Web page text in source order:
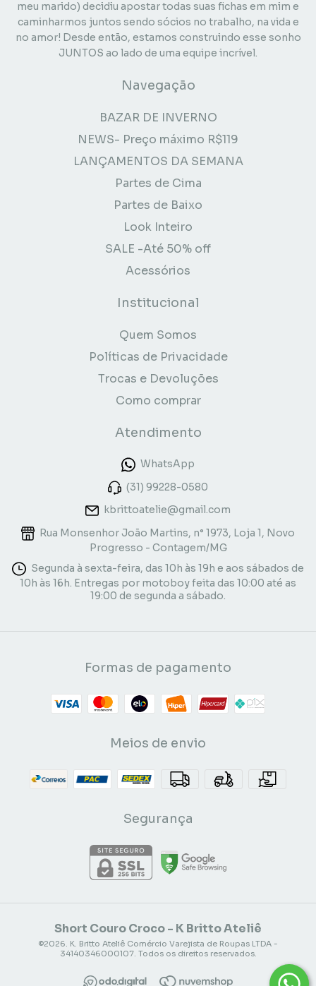
meu marido) decidiu apostar todas suas fichas em mim e
caminharmos juntos sendo sócios no trabalho, na vida e
no amor! Desde então, estamos construindo esse sonho
JUNTOS ao lado de uma equipe incrível.
Navegação
BAZAR DE INVERNO
NEWS- Preço máximo R$119
LANÇAMENTOS DA SEMANA
Partes de Cima
Partes de Baixo
Look Inteiro
SALE -Até 50% off
Acessórios
Institucional
Quem Somos
Políticas de Privacidade
Trocas e Devoluções
Como comprar
Atendimento
WhatsApp
(31) 99228-0580
kbrittoatelie@gmail.com
Rua Monsenhor João Martins, n° 1973, Loja 1, Novo
Progresso - Contagem/MG
Segunda à sexta-feira, das 10h às 19h e aos sábados de
10h às 16h. Entregas por motoboy feita das 10:00 até as
19:00 de segunda a sábado.
Formas de pagamento
Meios de envio
Segurança
Short Couro Croco- K Britto Ateliê
©2026. K. Britto Ateliê Comércio Varejista de Roupas LTDA -
34140346000107. Todos os direitos reservados.